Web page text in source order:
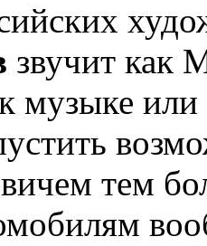
звучит как
музыке
тем